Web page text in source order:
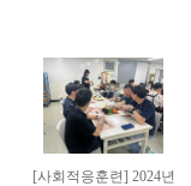
[사회적응훈련] 2024년